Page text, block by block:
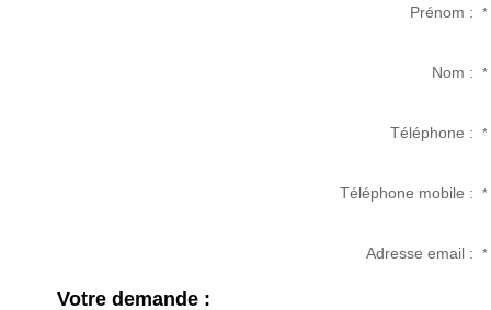
Prénom :*
Nom :*
Téléphone :*
Téléphone mobile :*
Adresse email :*
Votre demande :